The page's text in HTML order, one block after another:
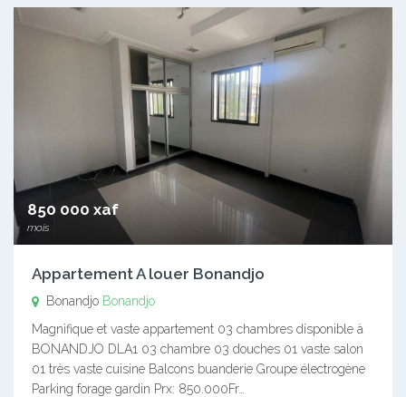
850 000 xaf
mois
Appartement A louer Bonandjo
Bonandjo Bonandjo
Magnifique et vaste appartement 03 chambres disponible à
BONANDJO DLA1 03 chambre 03 douches 01 vaste salon
01 très vaste cuisine Balcons buanderie Groupe électrogène
Parking forage gardin Prx: 850.000Fr…